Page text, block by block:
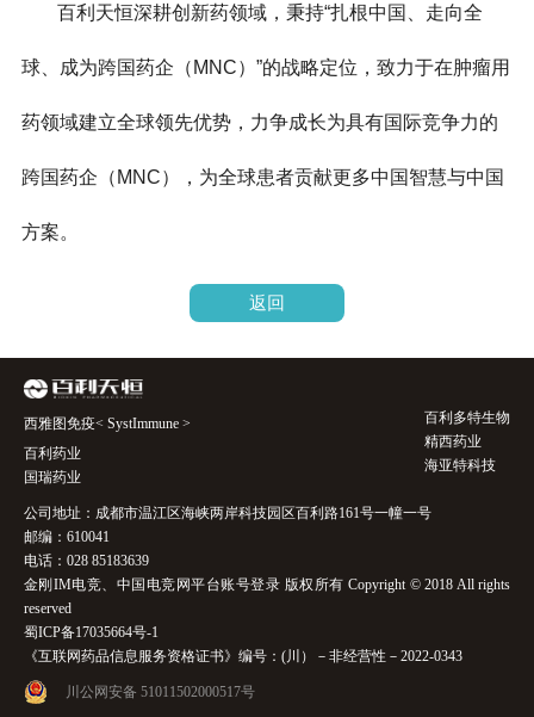
百利天恒深耕创新药领域，秉持“扎根中国、走向全
球、成为跨国药企 （MNC）”的战略定位，致力于在肿瘤用
药领域建立全球领先优势，力争成长为具有国际竞争力的
跨国药企（MNC），为全球患者贡献更多中国智慧与中国
方案。
返回
西雅图免疫< SystImmune >
百利药业
国瑞药业
百利多特生物
精西药业
海亚特科技
公司地址：成都市温江区海峡两岸科技园区百利路161号一幢一号
邮编：610041
电话：028 85183639
金刚IM电竞、中国电竞网平台账号登录 版权所有 Copyright © 2018 All rights
reserved
蜀ICP备17035664号-1
《互联网药品信息服务资格证书》编号：(川）－非经营性－2022-0343
川公网安备 51011502000517号